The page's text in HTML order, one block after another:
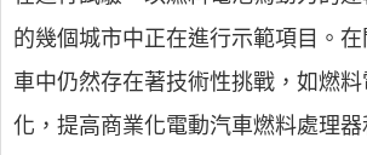
的幾個城市中正在進行示範項目。
車中仍然存在著技術性挑戰，如燃
化，提高商業化電動汽車燃料處理